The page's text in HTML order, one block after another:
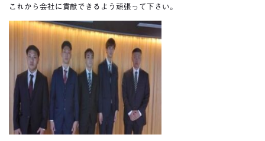
これから会社に貢献できるよう頑張って下さい。